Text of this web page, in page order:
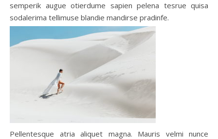
semperik augue otierdume sapien pelena tesrue quisa
sodalerima tellimuse blandie mandirse pradinfe.
Pellentesque atria aliquet magna. Mauris velmi nunce